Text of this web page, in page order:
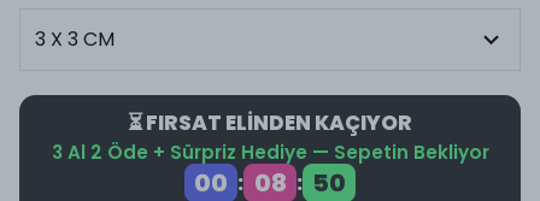
⏳ FIRSAT ELİNDEN KAÇIYOR
3 Al 2 Öde + Sürpriz Hediye — Sepetin Bekliyor
00 : 08 : 50